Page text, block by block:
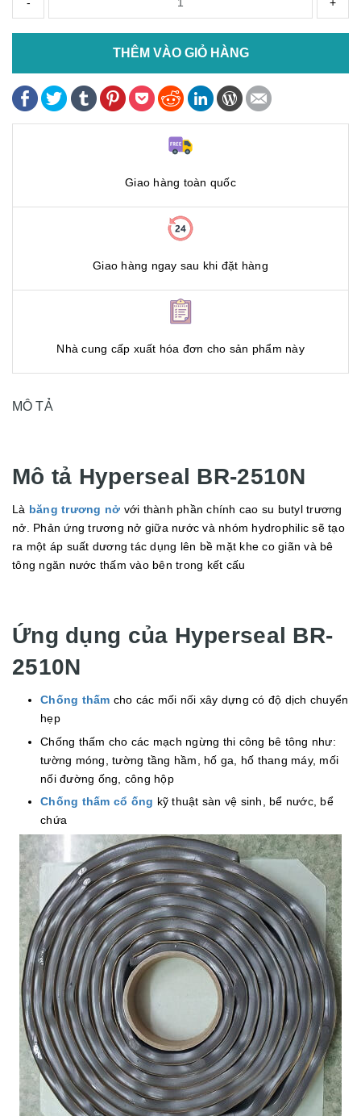
THÊM VÀO GIỎ HÀNG
Giao hàng toàn quốc
Giao hàng ngay sau khi đặt hàng
Nhà cung cấp xuất hóa đơn cho sản phẩm này
MÔ TẢ
Mô tả Hyperseal BR-2510N
Là băng trương nở với thành phần chính cao su butyl trương
nở. Phản ứng trương nở giữa nước và nhóm hydrophilic sẽ tạo
ra một áp suất dương tác dụng lên bề mặt khe co giãn và bê
tông ngăn nước thấm vào bên trong kết cấu
Ứng dụng của Hyperseal BR-
2510N
Chống thấm cho các mối nối xây dựng có độ dịch chuyển
hẹp
Chống thấm cho các mạch ngừng thi công bê tông như:
tường móng, tường tầng hầm, hố ga, hố thang máy, mối
nối đường ống, công hộp
Chống thấm cổ ống kỹ thuật sàn vệ sinh, bể nước, bể
chứa